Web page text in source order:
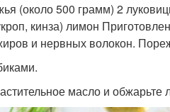
(около 500 грамм) 2
кинза) лимон
и нервных волокон.
масло и обжарьте